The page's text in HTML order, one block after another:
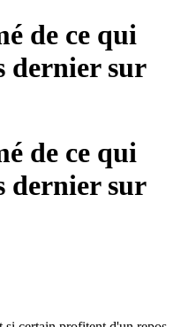
de ce qui
dernier sur
de ce qui
dernier sur